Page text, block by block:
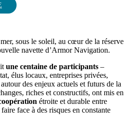
sous le soleil, au cœur de la réserve
navette d’Armor Navigation.
une centaine de participants –
élus locaux, entreprises privées,
des enjeux actuels et futurs de la
riches et constructifs, ont mis en
étroite et durable entre
face à des risques en constante